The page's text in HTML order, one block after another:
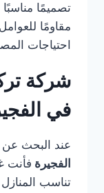
تصميمًا
مقاومًا
احتياجات
شركة
في
عند البحث عن
الفجيرة فأنت
تناسب